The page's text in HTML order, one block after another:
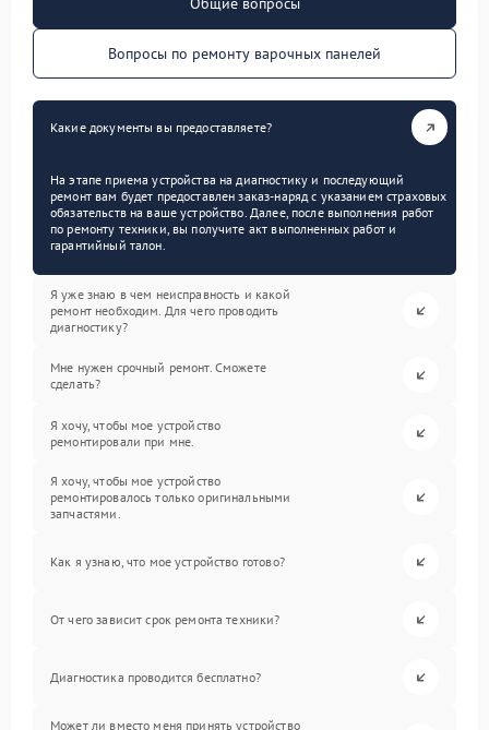
Вопросы по ремонту варочных панелей
Какие документы вы предоставляете?
На этапе приема устройства на диагностику и последующий
ремонт вам будет предоставлен заказ-наряд с указанием страховых
обязательств на ваше устройство. Далее, после выполнения работ
по ремонту техники, вы получите акт выполненных работ и
гарантийный талон.
Я уже знаю в чем неисправность и какой
ремонт необходим. Для чего проводить
диагностику?
Мне нужен срочный ремонт. Сможете
сделать?
Я хочу, чтобы мое устройство
ремонтировали при мне.
Я хочу, чтобы мое устройство
ремонтировалось только оригинальными
запчастями.
Как я узнаю, что мое устройство готово?
От чего зависит срок ремонта техники?
Диагностика проводится бесплатно?
Может ли вместо меня принять устройство